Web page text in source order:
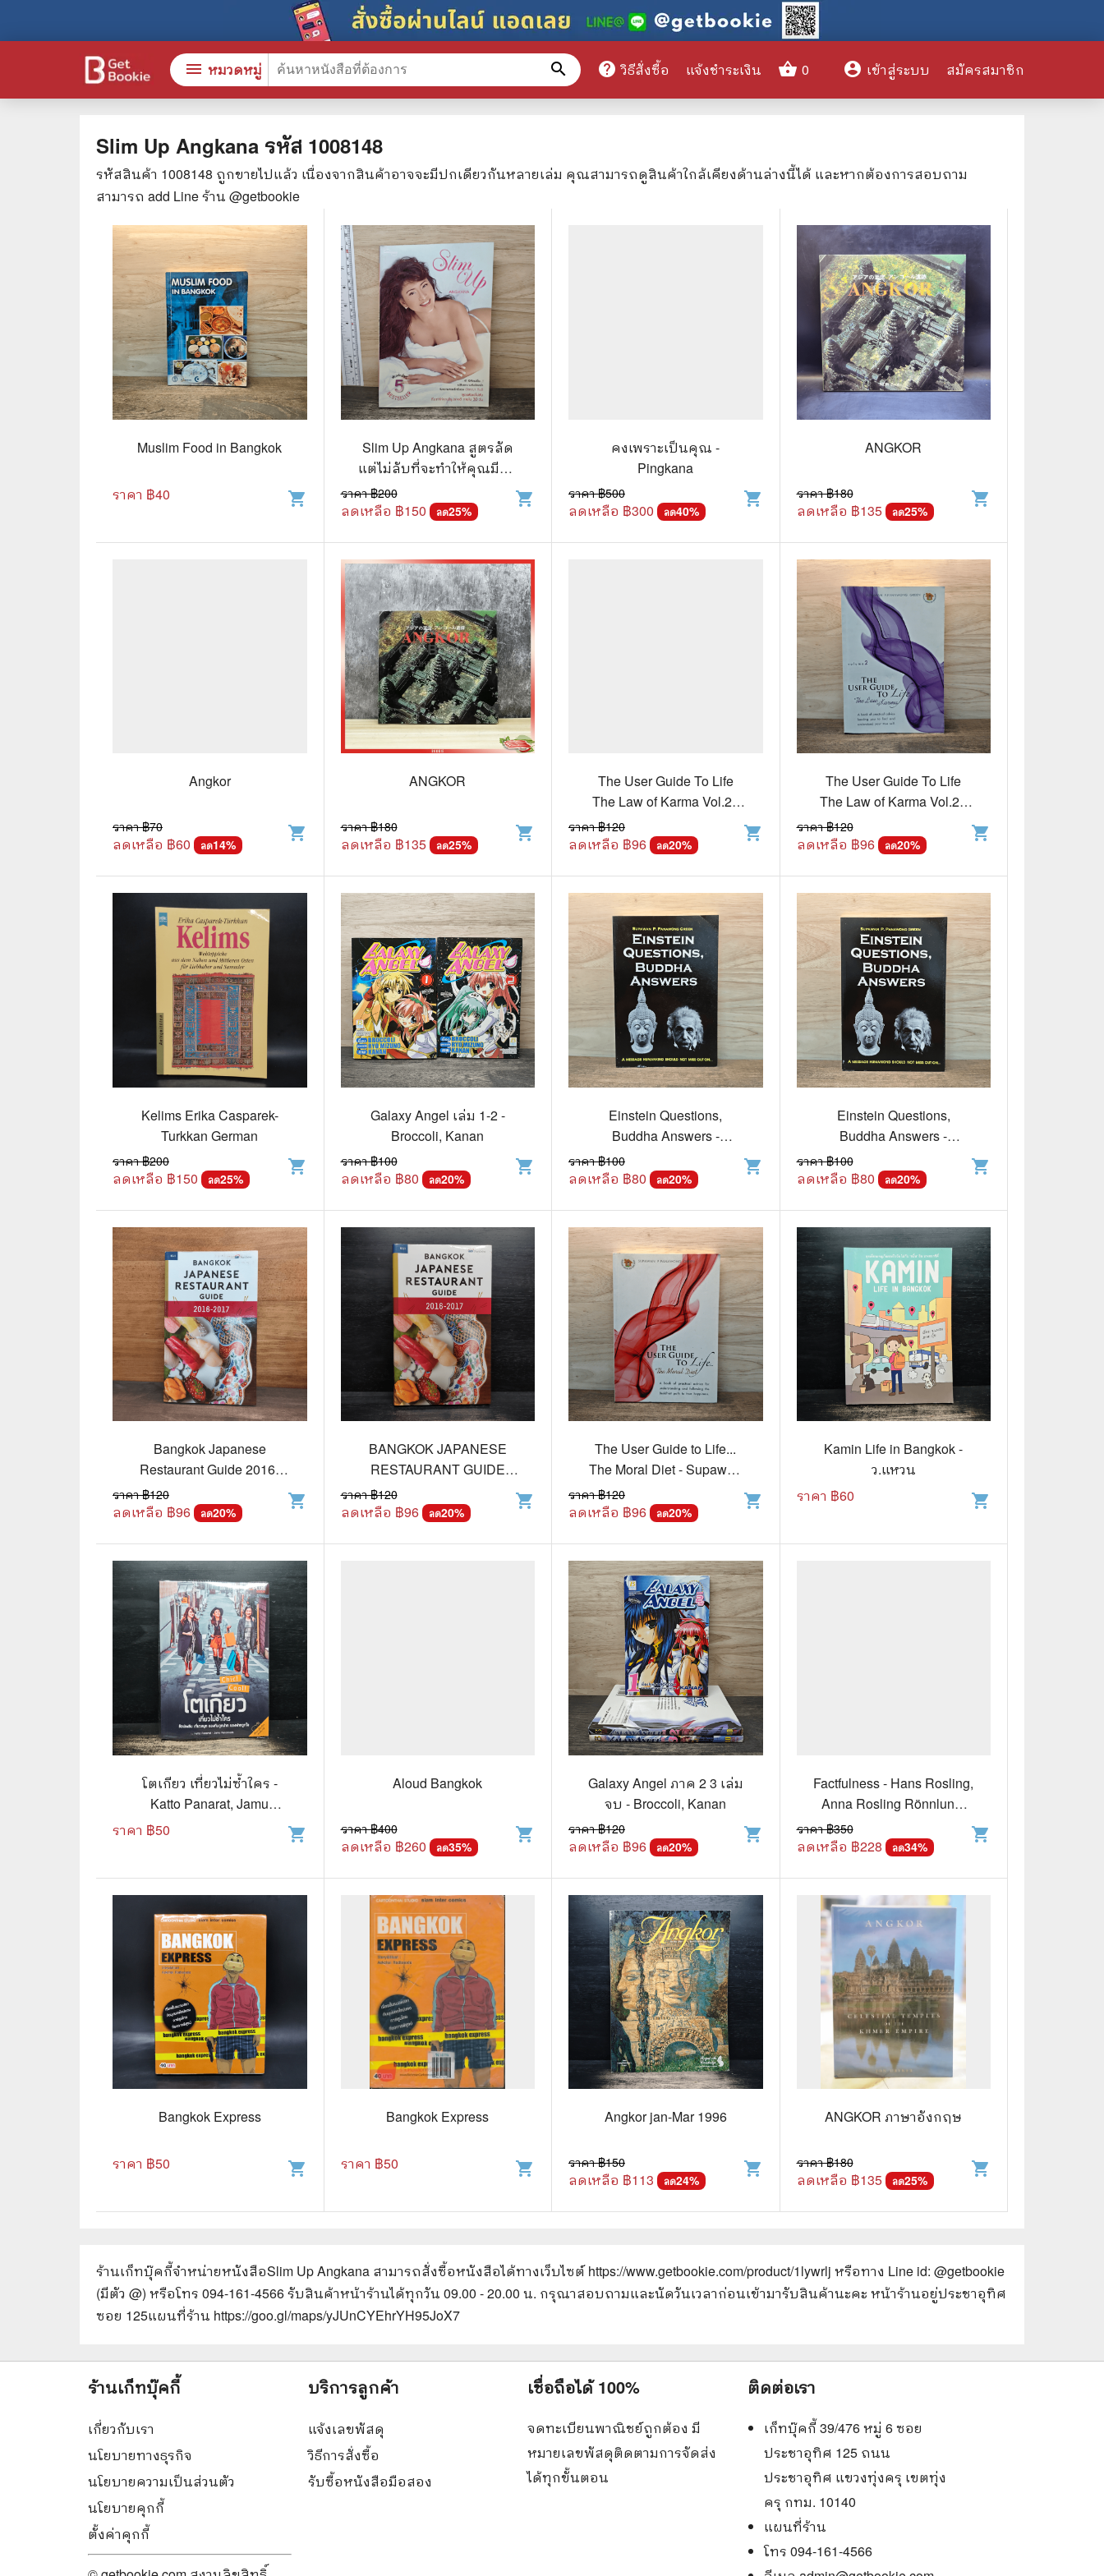
Slim Up Angkana รหัส 1008148
รหัสสินค้า 1008148 ถูกขายไปแล้ว เนื่องจากสินค้าอาจจะมีปกเดียวกันหลายเล่ม คุณสามารถดูสินค้าใกล้เคียงด้านล่างนี้ได้ และหากต้องการสอบถาม
สามารถ add Line ร้าน @getbookie
Muslim Food in Bangkok
ราคา ฿40 shopping_cart
Slim Up Angkana สูตรลัด
แต่ไม่ลับที่จะทําให้คุณมีรูป
ร่างดี ภายใน 30 วัน
ราคา ฿200
ลดเหลือ ฿150 ลด25%
shopping_cart
คงเพราะเป็นคุณ -
Pingkana
ราคา ฿500
ลดเหลือ ฿300 ลด40%
shopping_cart
ANGKOR
ราคา ฿180
ลดเหลือ ฿135 ลด25%
shopping_cart
Angkor
ราคา ฿70
ลดเหลือ ฿60 ลด14%
shopping_cart
ANGKOR
ราคา ฿180
ลดเหลือ ฿135 ลด25%
shopping_cart
The User Guide To Life
The Law of Karma Vol.2 -
Supawan P.Panawong
Green
ราคา ฿120
ลดเหลือ ฿96 ลด20%
shopping_cart
The User Guide To Life
The Law of Karma Vol.2 -
Supawan P.Panawong
Green
ราคา ฿120
ลดเหลือ ฿96 ลด20%
shopping_cart
Kelims Erika Casparek-
Turkkan German
ราคา ฿200
ลดเหลือ ฿150 ลด25%
shopping_cart
Galaxy Angel เล่ม 1-2 -
Broccoli, Kanan
ราคา ฿100
ลดเหลือ ฿80 ลด20%
shopping_cart
Einstein Questions,
Buddha Answers -
Supawan P.Panawong
Green
ราคา ฿100
ลดเหลือ ฿80 ลด20%
shopping_cart
Einstein Questions,
Buddha Answers -
Supawan P.Panawong
Green
ราคา ฿100
ลดเหลือ ฿80 ลด20%
shopping_cart
Bangkok Japanese
Restaurant Guide 2016-
ราคา ฿120
ลดเหลือ ฿96 ลด20%
shopping_cart
BANGKOK JAPANESE
RESTAURANT GUIDE
ราคา ฿120
ลดเหลือ ฿96 ลด20%
shopping_cart
The User Guide to Life...
The Moral Diet - Supawan
P.Panawong Green
ราคา ฿120
ลดเหลือ ฿96 ลด20%
shopping_cart
Kamin Life in Bangkok -
ว.แหวน
ราคา ฿60 shopping_cart
โตเกียว เที่ยวไม่ซ้ำใคร -
Katto Panarat, Jamu
ราคา ฿50 shopping_cart
Aloud Bangkok
ราคา ฿400
ลดเหลือ ฿260 ลด35%
shopping_cart
Galaxy Angel ภาค 2 3 เล่ม
จบ - Broccoli, Kanan
ราคา ฿120
ลดเหลือ ฿96 ลด20%
shopping_cart
Factfulness - Hans Rosling,
Anna Rosling Rönnlund,
ราคา ฿350
ลดเหลือ ฿228 ลด34%
shopping_cart
Bangkok Express
ราคา ฿50 shopping_cart
Bangkok Express
ราคา ฿50 shopping_cart
Angkor jan-Mar 1996
ราคา ฿150
ลดเหลือ ฿113 ลด24%
shopping_cart
ANGKOR ภาษาอังกฤษ
ราคา ฿180
ลดเหลือ ฿135 ลด25%
shopping_cart
ร้านเก็ทบุ๊คกี้จำหน่ายหนังสือSlim Up Angkana สามารถสั่งซื้อหนังสือได้ทางเว็บไซต์ https://www.getbookie.com/product/1lywrlj หรือทาง Line id: @getbookie
(มีตัว @) หรือโทร 094-161-4566 รับสินค้าหน้าร้านได้ทุกวัน 09.00 - 20.00 น. กรุณาสอบถามและนัดวันเวลาก่อนเข้ามารับสินค้านะคะ หน้าร้านอยู่ประชาอุทิศ
ซอย 125แผนที่ร้าน https://goo.gl/maps/yJUnCYEhrYH95JoX7
menu หมวดหมู่ search help วิธีสั่งซื้อ แจ้งชำระเงิน shopping_basket 0 account_circle เข้าสู่ระบบ สมัครสมาชิก
หนังสือทั้งหมด
สินค้าใช้เฉพาะแต้มเท่านั้น
📚 หนังสือทั่วไป
😁 จิตวิทยา พัฒนาตนเอง
👔 ธุรกิจ เศรษฐศาสตร์
📜 ประวัติศาสตร์
👤 ประวัติบุคคล ประสบการณ์ชีวิต
🌠 โหราศาสตร์ การทำนาย
☸️ ธรรมะ ศาสนา ปรัชญา
👪 ครอบครัว การเลี้ยงลูก
🏡 บ้านและสวน
🎸 ดนตรี ภาพยนตร์
🖥️ คอมพิวเตอร์ เทคโนโลยี
หนังสือทั่วไป พ็อกเก็ตบุ๊ค
🦄 วรรณกรรม นิยาย เรื่องสั้น
🛖 วรรณคดีไทย นิทานพื้นบ้าน
👩‍🦳 นิยายไทยรุ่นเก่า
🏵️ บทกวี บทกลอน
🏞️ นิยายภาพ
👨‍❤️‍👨 นิยายวาย นิยายยูริ
✍️ นิยายฟิคชั่น
🌏 นิยายแปล
🏰 วรรณกรรมเยาวชน
🛸 ไซไฟ วิทยาศาสตร์
🌟 นิยายไลท์โนเวล
🏮 นิยายจีน
🌞 นิยายแจ่มใส
❤️ รัก โรแมนติก
❤️‍🔥❤️‍🔥 นิยายรัก ราคาถูกสุด
💀 ผี สยองขวัญ ระทึกขวัญ
🎭 ดราม่า ชีวิต
🔍 สืบสวน สอบสวน
⚔️ แอ็คชั่น ต่อสู้
😀 ตลก สนุกสนาน
นิยาย วรรณกรรม
⚖️ กฎหมาย
💬 ภาษาศาสตร์
💉 การแพทย์
👮‍♀️ คู่มือเตรียมสอบราชการ
🏫 หนังสือเรียน
👩‍🏫 แนะแนวการศึกษา
การศึกษาและการสอน
😼 หนังสือการ์ตูน
📚 การ์ตูนชุด
👨‍❤️‍👨 การ์ตูนวาย การ์ตูนยูริ
🕰️ การ์ตูนยุคเก่า
❤️ รัก โรแมนติก
🎭 ดราม่า ชีวิต เรื่องจริง
💀 ผี สยองขวัญ ระทึกขวัญ
🐾 เกี่ยวกับสัตว์
🎻 การ์ตูนดนตรี
🕵️‍♀️ สืบสวน สอบสวน
⚔️ ต่อสู้ แอ๊คชั่น
⚽ การ์ตูนกีฬา
😀 ตลก
🔮 แฟนตาซี
🧗‍♂️ ผจญภัย ท่องเที่ยว
👽 ไซไฟ
☠️ การ์ตูนผีไทย
👩 สนพ.ยอดธิดา
☘️ สนพ.รักพิมพ์ Luckpim
🔵 สนพ.Phoenix Next
🏳️‍🌈 สนพ.หมึกจีน
🟩 สนพ.บงกช
☀️ สนพ.วิบูลย์กิจ
⭕ สนพ.สยามอินเตอร์
🔴 สนพ.บูรพัฒน์
🔲 สนพ.Zenshu
การ์ตูนรายเดือน รายสัปดาห์
การ์ตูนแก๊ก
📕 นิตยสาร
🩱 แฟชั่น
🔭 วิทยาศาสตร์
👙 เซ็กซี่
🥘 อาหาร
💄 สุขภาพและความงาม
🏠 แต่งบ้าน
🧳 ท่องเที่ยว
คู่มือเฉลยเกม
เกษตรและธรรมชาติ
แม่และเด็ก
ภาษาศาสตร์
ไอทีและเทคโนโลยี
นิตยสารเก่าราคาถูก
นางงามและการประกวด
🎨 Art and Design
🤹‍♀️ Humor & Entertainment
🏝️ Survival & Emergency
Preparedness
🦸‍♂️ Comics & Graphic Novels
🏺 Historical & Political
🌠 Astrology
⛪ Religion
🧏‍♀️ Languages
🪐 Science & Math
🏋️‍♂️ Health and Well-Being
😊 Self-Enrichment
👔 Business and Economics
🖥️ Computers & Technology
🧑‍🏫 Education & Teaching
🎶 Music & Movie
🧒 Children's Books
👪 Family and Relationships
🐕‍🦺 Animals
🏛️ Politics & Government
⚙️ Engineering & Transportation
⚖️ Law
👤 Biography
🍸 Food and Drink
💃 Hobbies and Collectibles
🖋️ Literature and Fiction
🧳 Travel Literature
⚽ Sports
🎲 Board Game
2️⃣ Used Board Game บอร์ดเกมมือ
สอง
🎉 Party
🧠 Strategy
🪅 Family
♟️ Abstract
บอร์ดเกมแปลไทย
บอร์ดเกมโดยคนไทย
ร้านเก็ทบุ๊คกี้
เกี่ยวกับเรา
นโยบายทางธุรกิจ
นโยบายความเป็นส่วนตัว
นโยบายคุกกี้
ตั้งค่าคุกกี้
บริการลูกค้า
แจ้งเลขพัสดุ
วิธีการสั่งซื้อ
รับซื้อหนังสือมือสอง
เชื่อถือได้ 100%
จดทะเบียนพาณิชย์ถูกต้อง มี
หมายเลขพัสดุติดตามการจัดส่ง
ได้ทุกขั้นตอน
ติดต่อเรา
เก็ทบุ๊คกี้ 39/476 หมู่ 6 ซอย
ประชาอุทิศ 125 ถนน
ประชาอุทิศ แขวงทุ่งครุ เขตทุ่ง
ครุ กทม. 10140
แผนที่ร้าน
โทร 094-161-4566